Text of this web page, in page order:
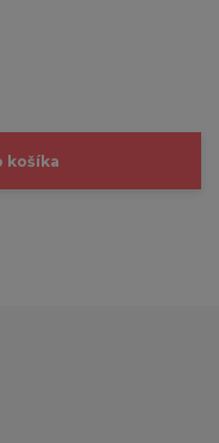
košíka